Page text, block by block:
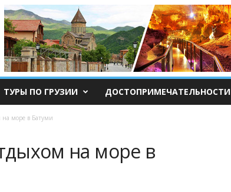
ТУРЫ ПО ГРУЗИИ ДОСТОПРИМЕЧАТЕЛЬНОСТИ
на море в Батуми
на море в